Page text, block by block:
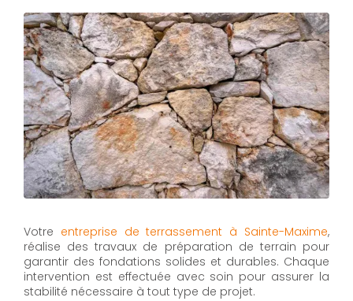
Votre entreprise de terrassement à Sainte-Maxime,
réalise des travaux de préparation de terrain pour
garantir des fondations solides et durables. Chaque
intervention est effectuée avec soin pour assurer la
stabilité nécessaire à tout type de projet.